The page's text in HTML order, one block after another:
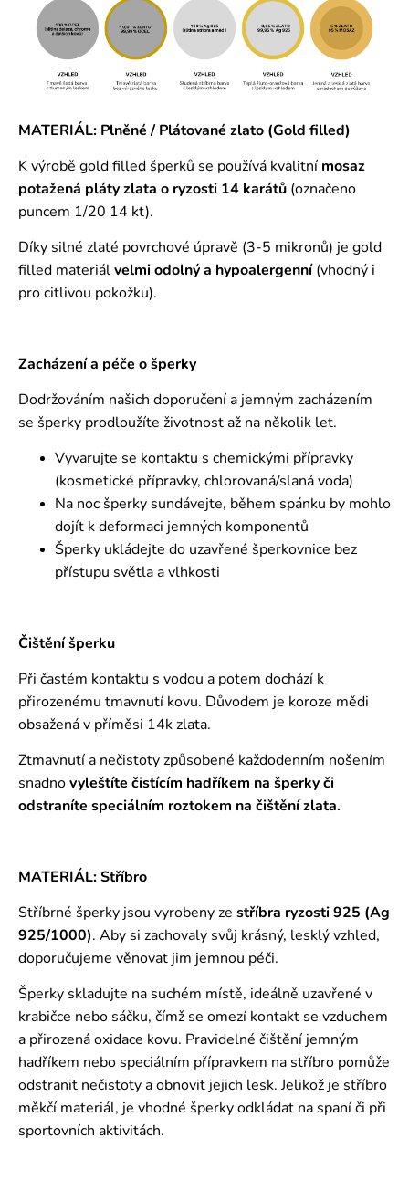
MATERIÁL: Plněné / Plátované zlato (Gold filled)
K výrobě gold filled šperků se používá kvalitní mosaz
potažená pláty zlata o ryzosti 14 karátů (označeno
puncem 1/20 14 kt).
Díky silné zlaté povrchové úpravě (3-5 mikronů) je gold
filled materiálvelmi odolný a hypoalergenní(vhodný i
pro citlivou pokožku).
Zacházení a péče o šperky
Dodržováním našich doporučení a jemným zacházením
se šperky prodloužíte životnost až na několik let.
Vyvarujte se kontaktu s chemickými přípravky
(kosmetické přípravky, chlorovaná/slaná voda)
Na noc šperky sundávejte, během spánku by mohlo
dojít k deformaci jemných komponentů
Šperky ukládejte do uzavřené šperkovnice bez
přístupu světla a vlhkosti
Čištění šperku
Při častém kontaktu s vodou a potem dochází k
přirozenému tmavnutí kovu. Důvodem je koroze mědi
obsažená v příměsi 14k zlata.
Ztmavnutí a nečistoty způsobené každodenním nošením
snadnovyleštíte čistícím hadříkem na šperky či
odstraníte speciálním roztokem na čištění zlata.
MATERIÁL: Stříbro
Stříbrné šperky jsou vyrobeny ze stříbra ryzosti 925 (Ag
925/1000). Aby si zachovaly svůj krásný, lesklý vzhled,
doporučujeme věnovat jim jemnou péči.
Šperky skladujte na suchém místě, ideálně uzavřené v
krabičce nebo sáčku, čímž se omezí kontakt se vzduchem
a přirozená oxidace kovu. Pravidelné čištění jemným
hadříkem nebo speciálním přípravkem na stříbro pomůže
odstranit nečistoty a obnovit jejich lesk. Jelikož je stříbro
měkčí materiál, je vhodné šperky odkládat na spaní či při
sportovních aktivitách.